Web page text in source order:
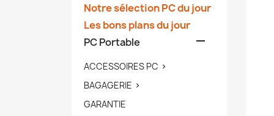
Notre sélection PC du jour
Les bons plans du jour
PC Portable

ACCESSOIRES PC 
BAGAGERIE 
GARANTIE